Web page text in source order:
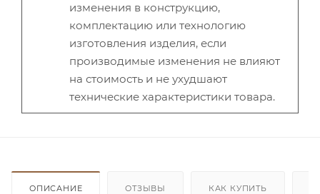
изменения в конструкцию,
комплектацию или технологию
изготовления изделия, если
производимые изменения не влияют
на стоимость и не ухудшают
технические характеристики товара.
ОПИСАНИЕ ОТЗЫВЫ КАК КУПИТЬ